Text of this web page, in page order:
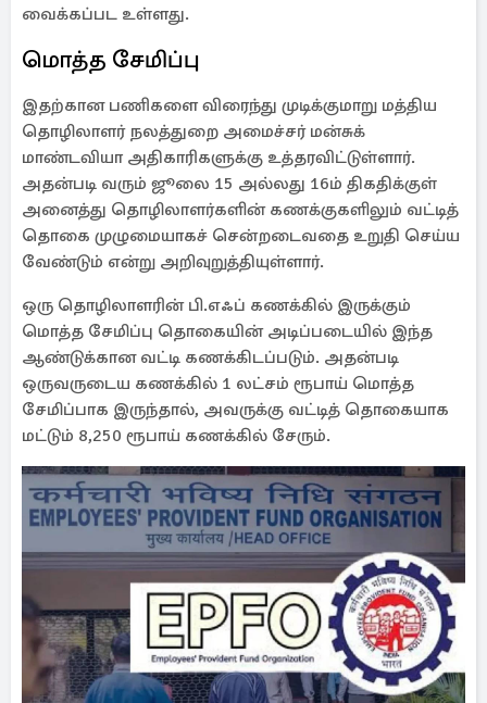
வைக்கப்பட உள்ளது.
மொத்த சேமிப்பு
இதற்கான பணிகளை விரைந்து முடிக்குமாறு மத்திய
தொழிலாளர் நலத்துறை அமைச்சர் மன்சுக்
மாண்டவியா அதிகாரிகளுக்கு உத்தரவிட்டுள்ளார்.
அதன்படி வரும் ஜூலை 15 அல்லது 16ம் திகதிக்குள்
அனைத்து தொழிலாளர்களின் கணக்குகளிலும் வட்டித்
தொகை முழுமையாகச் சென்றடைவதை உறுதி செய்ய
வேண்டும் என்று அறிவுறுத்தியுள்ளார்.
ஒரு தொழிலாளரின் பி.எஃப் கணக்கில் இருக்கும்
மொத்த சேமிப்பு தொகையின் அடிப்படையில் இந்த
ஆண்டுக்கான வட்டி கணக்கிடப்படும். அதன்படி
ஒருவருடைய கணக்கில் 1 லட்சம் ரூபாய் மொத்த
சேமிப்பாக இருந்தால், அவருக்கு வட்டித் தொகையாக
மட்டும் 8,250 ரூபாய் கணக்கில் சேரும்.